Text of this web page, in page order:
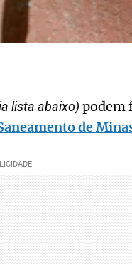
lista abaixo) podem
de